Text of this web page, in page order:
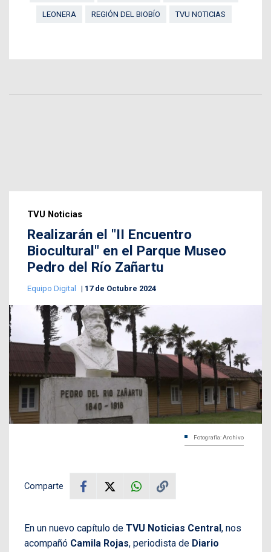
LEONERA REGIÓN DEL BIOBÍO TVU NOTICIAS
TVU Noticias
Realizarán el "II Encuentro
Biocultural" en el Parque Museo
Pedro del Río Zañartu
Equipo Digital 17 de Octubre 2024
Fotografía: Archivo
Comparte
En un nuevo capítulo de TVU Noticias Central , nos
acompañó Camila Rojas, periodista de Diario